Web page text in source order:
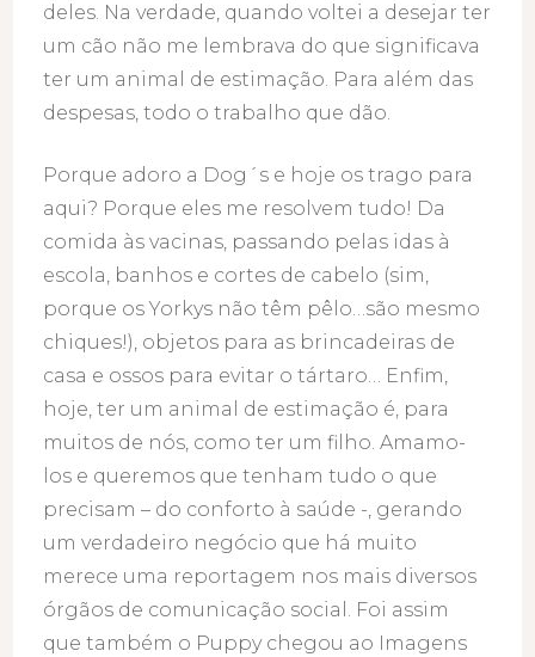
deles. Na verdade, quando voltei a desejar ter
um cão não me lembrava do que significava
ter um animal de estimação. Para além das
despesas, todo o trabalho que dão.
Porque adoro a Dog´s e hoje os trago para
aqui? Porque eles me resolvem tudo! Da
comida às vacinas, passando pelas idas à
escola, banhos e cortes de cabelo (sim,
porque os Yorkys não têm pêlo…são mesmo
chiques!), objetos para as brincadeiras de
casa e ossos para evitar o tártaro… Enfim,
hoje, ter um animal de estimação é, para
muitos de nós, como ter um filho. Amamo-
los e queremos que tenham tudo o que
precisam – do conforto à saúde -, gerando
um verdadeiro negócio que há muito
merece uma reportagem nos mais diversos
órgãos de comunicação social. Foi assim
que também o Puppy chegou ao Imagens